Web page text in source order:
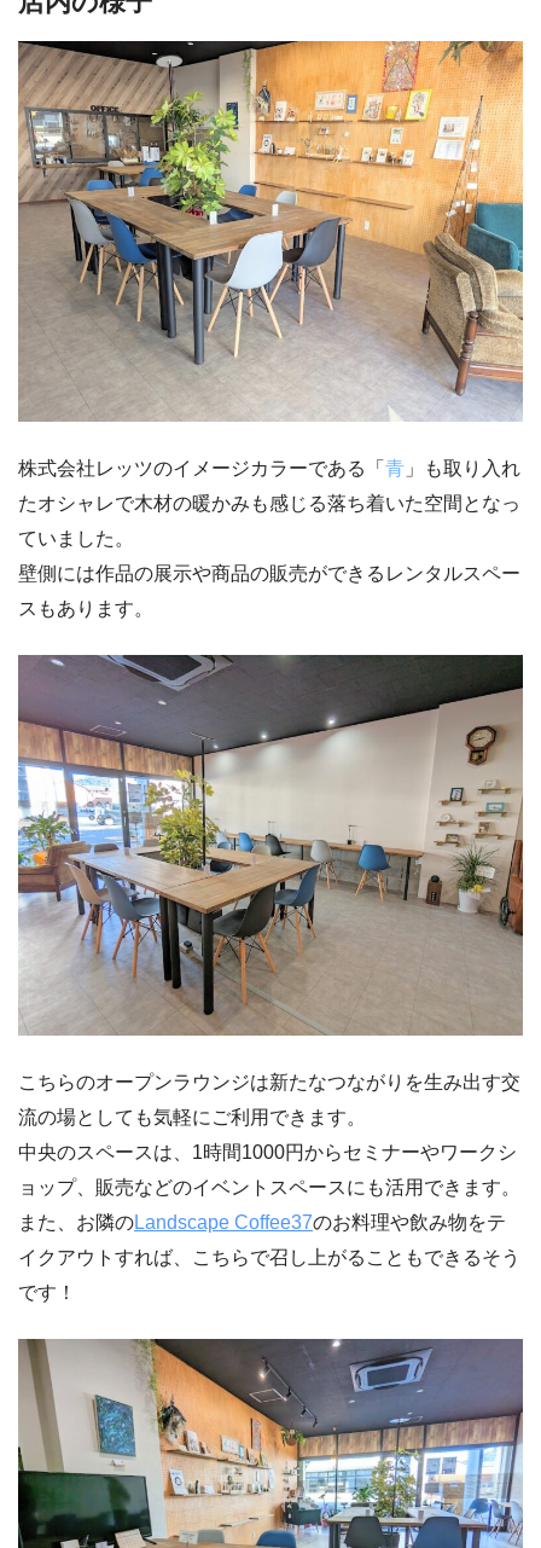
株式会社レッツのイメージカラーである「 青 」も取り入れ
たオシャレで木材の暖かみも感じる落ち着いた空間となっ
ていました。
壁側には作品の展示や商品の販売ができるレンタルスペー
スもあります。
こちらのオープンラウンジは新たなつながりを生み出す交
流の場としても気軽にご利用できます。
中央のスペースは、1時間1000円からセミナーやワークシ
ョップ、販売などのイベントスペースにも活用できます。
また、お隣の⁡Landscape Coffee37のお料理や飲み物をテ
イクアウトすれば、こちらで召し上がることもできるそう
です！